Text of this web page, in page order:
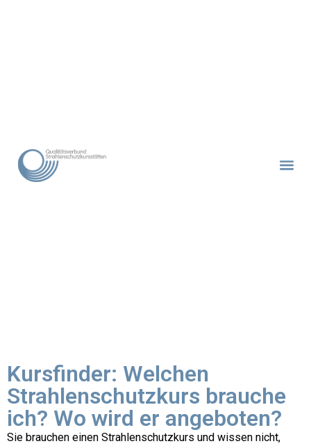
Kursfinder: Welchen
Strahlenschutzkurs brauche
ich? Wo wird er angeboten?
Sie brauchen einen Strahlenschutzkurs und wissen nicht,